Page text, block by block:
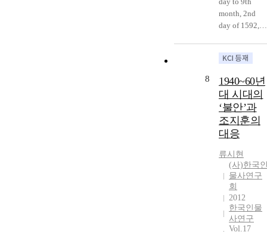
respect to
nations, it can
since it does
not lose
and does not
betray her
feudal duty for
Qing”. This
almost literally
Qing’s Li
Hong-zhang’s
“Theory of
subject state
with
sovereignty(屬
邦自主論)”.
주도하였던 외
척가문이었다.
勢道政治는 국
다음 왕을 부
탁하는 임무를
부여한 것을
의미한다. 이
때의 외척 가
문은 정국을
주도할 수 있
었다. 正祖는
에게 부탁하면
서 세도정치를
열었다. 순조
도 역시 헌종
을 신정왕후의
숙부인 趙寅永
month, 2nd
day of 1592,
Imjin War and
Joseon
government to
Uiju, the
righteous
army(義兵) of
Province
defeated the
Japanese army
led by Kuroda
Nagamasa(黑
田長政), who
attacked the
8
1940~60년
대 시대의
‘불안’과
조지훈의
대응
류시현
(사)한국
물사연구
회
2012
한국인물
사연구
Vol.17